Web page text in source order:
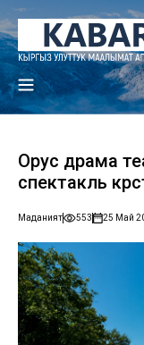
Орус драма
спектакль
Маданият 553 25 Май